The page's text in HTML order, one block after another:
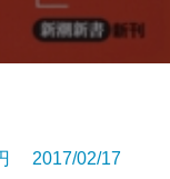
2017/02/17